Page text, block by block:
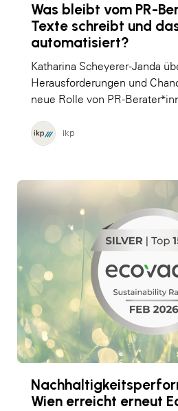
Was bleibt vom PR-
Texte schreibt und
automatisiert?
Katharina Scheyerer-Janda
Herausforderungen und
neue Rolle von PR-
ikp
Wien erreicht erneut